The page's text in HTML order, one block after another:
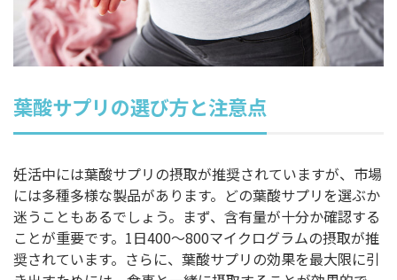
葉酸サプリの選び方と注意点
妊活中には葉酸サプリの摂取が推奨されていますが、市場
には多種多様な製品があります。どの葉酸サプリを選ぶか
迷うこともあるでしょう。まず、含有量が十分か確認する
ことが重要です。1日400～800マイクログラムの摂取が推
奨されています。さらに、葉酸サプリの効果を最大限に引